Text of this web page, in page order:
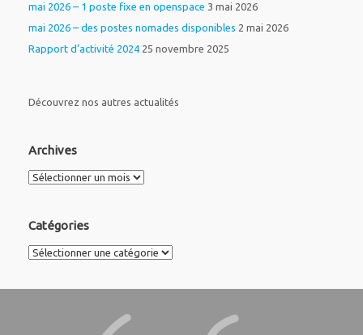
mai 2026 – 1 poste fixe en openspace 3 mai 2026
mai 2026 – des postes nomades disponibles 2 mai 2026
Rapport d’activité 2024 25 novembre 2025
Découvrez nos autres actualités
Archives
Archives
Catégories
Catégories